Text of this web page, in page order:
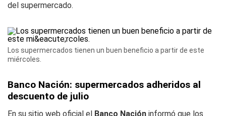
del supermercado.
Los supermercados tienen un buen beneficio a partir de este
miércoles.
Banco Nación: supermercados adheridos al
descuento de julio
En su sitio web oficial el Banco Nación informó que los